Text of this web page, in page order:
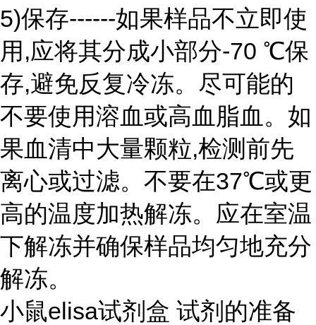
5)保存------如果样品不立即使
用,应将其分成小部分-70 ℃保
存,避免反复冷冻。尽可能的
不要使用溶血或高血脂血。如
果血清中大量颗粒,检测前先
离心或过滤。不要在37℃或更
高的温度加热解冻。应在室温
下解冻并确保样品均匀地充分
解冻。
小鼠elisa试剂盒 试剂的准备